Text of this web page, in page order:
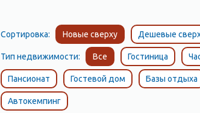
Сортировка: Новые сверху Дешевые
Тип недвижимости: Все Гостиница
Пансионат Гостевой дом Базы отдыха
Автокемпинг